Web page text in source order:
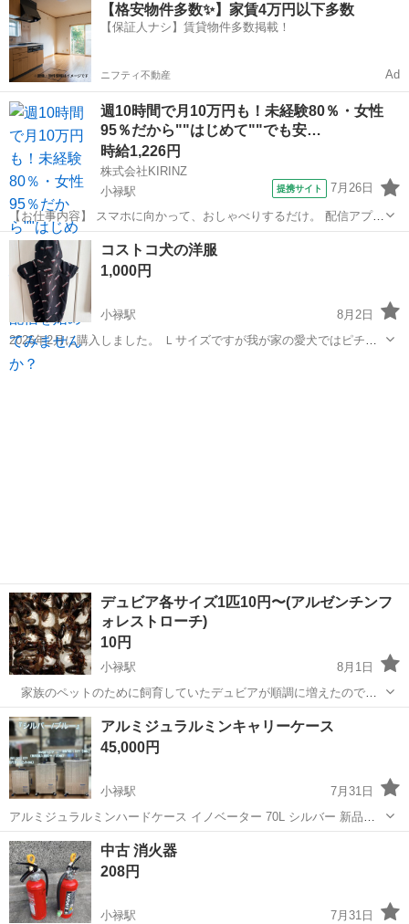
す！ ワイヤー付き。 定価44000
【格安物件多数✨】家賃4万円以下多数
【保証人ナシ】賃貸物件多数掲載！
ニフティ不動産 Ad
週10時間で月10万円も！未経験80％・女性
95％だから""はじめて""でも安…
時給1,226円
株式会社KIRINZ
小禄駅
提携サイト 7月26日
【お仕事内容】 スマホに向かって、おしゃべりするだけ。 配信アプリ
（17LIVE／Pococha／IRIAM など）でライブ配信するお仕事です。
——————————— 配信内容はぜんぶ自由
——————————— ・今日...
沖縄 那覇市 小禄駅 イベントスタッフ
コストコ犬の洋服
1,000円
小禄駅
8月2日
2026年2月に購入しました。 Ｌサイズですが我が家の愛犬ではピチピ
チで、 XLがジャストサイズでした。 我が家の犬のサイズ↓ 【サイズ】
沖縄
デュビア各サイズ1匹10円〜(アルゼンチンフ
ォレストローチ)
10円
小禄駅
8月1日
家族のペットのために飼育していたデュビアが順調に増えたので、
一部をお譲りしたいと思い投稿いたしました。 家族のペットのため
にと、栄養状態、健康状態に気を使って日々大事に育てています。
各サイズは、以下のようにお...
沖縄 豊見城市 デュビア
アルミジュラルミンキャリーケース
45,000円
小禄駅
7月31日
アルミジュラルミンハードケース イノベーター 70L シルバー 新品未
使用品
沖縄 那覇市 小禄駅 その他
中古 消火器
208円
小禄駅
7月31日